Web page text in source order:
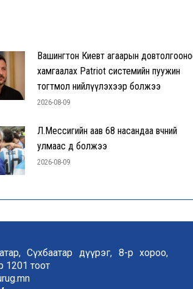
Вашингтон Киевт агаарын
хамгаалах Patriot системийн пуужин
тогтмол нийлүүлэхээр болжээ
2026-08-09
Л.Мессигийн аав 68 насандаа өвчний
улмаас өөд болжээ
2026-08-09
Сүхбаатар дүүрэг, 8-р хороо,
1201 тоот